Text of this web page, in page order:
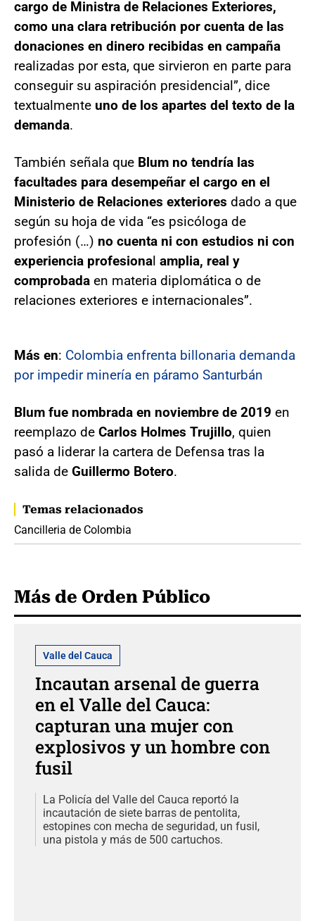
cargo de Ministra de Relaciones Exteriores,
como una clara retribución por cuenta de las
donaciones en dinero recibidas en campaña
realizadas por esta, que sirvieron en parte para
conseguir su aspiración presidencial”, dice
textualmente uno de los apartes del texto de la
demanda.
También señala que Blum no tendría las
facultades para desempeñar el cargo en el
Ministerio de Relaciones exteriores dado a que
según su hoja de vida “es psicóloga de
profesión (…) no cuenta ni con estudios ni con
experiencia profesional amplia, real y
comprobada en materia diplomática o de
relaciones exteriores e internacionales”.
Más en: Colombia enfrenta billonaria demanda
por impedir minería en páramo Santurbán
Blum fue nombrada en noviembre de 2019 en
reemplazo de Carlos Holmes Trujillo, quien
pasó a liderar la cartera de Defensa tras la
salida de Guillermo Botero.
Temas relacionados
Cancilleria de Colombia
Más de Orden Público
Valle del Cauca
Incautan arsenal de guerra
en el Valle del Cauca:
capturan una mujer con
explosivos y un hombre con
fusil
La Policía del Valle del Cauca reportó la
incautación de siete barras de pentolita,
estopines con mecha de seguridad, un fusil,
una pistola y más de 500 cartuchos.